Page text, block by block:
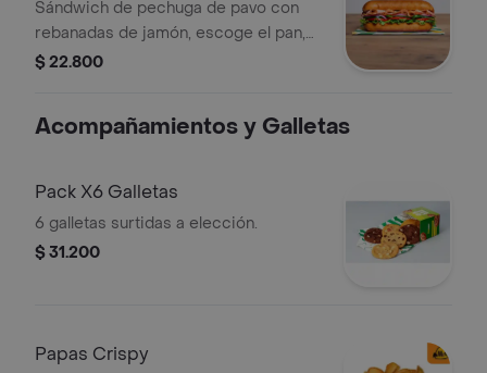
Sándwich de pechuga de pavo con
rebanadas de jamón, escoge el pan,
queso americano, vegetales y salsas
$ 22.800
Acompañamientos y Galletas
Pack X6 Galletas
6 galletas surtidas a elección.
$ 31.200
Papas Crispy